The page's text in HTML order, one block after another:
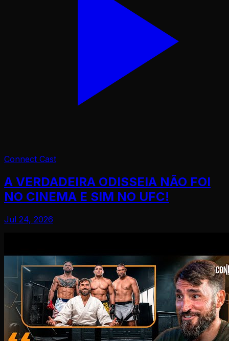
Connect Cast
A VERDADEIRA ODISSEIA NÃO FOI
NO CINEMA E SIM NO UFC!
Jul 24, 2026